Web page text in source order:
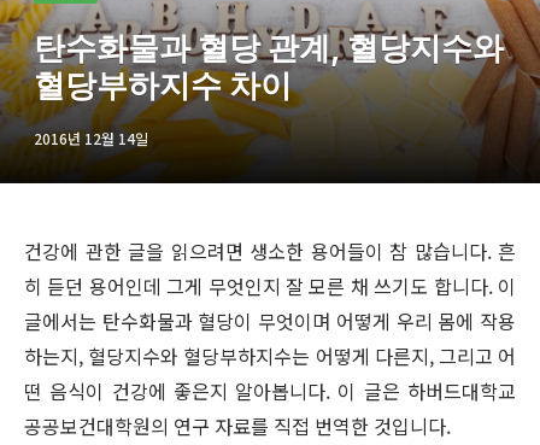
탄수화물과 혈당 관계, 혈당지수와
혈당부하지수 차이
2016년 12월 14일
건강에 관한 글을 읽으려면 생소한 용어들이 참 많습니다. 흔
히 듣던 용어인데 그게 무엇인지 잘 모른 채 쓰기도 합니다. 이
글에서는 탄수화물과 혈당이 무엇이며 어떻게 우리 몸에 작용
하는지, 혈당지수와 혈당부하지수는 어떻게 다른지, 그리고 어
떤 음식이 건강에 좋은지 알아봅니다. 이 글은 하버드대학교
공공보건대학원의 연구 자료를 직접 번역한 것입니다.